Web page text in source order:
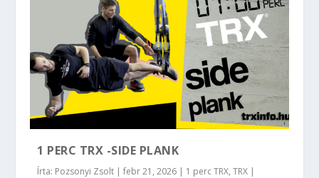
1 PERC TRX -SIDE PLANK
Írta: Pozsonyi Zsolt |febr 21, 2026 | 1 perc TRX,TRX |